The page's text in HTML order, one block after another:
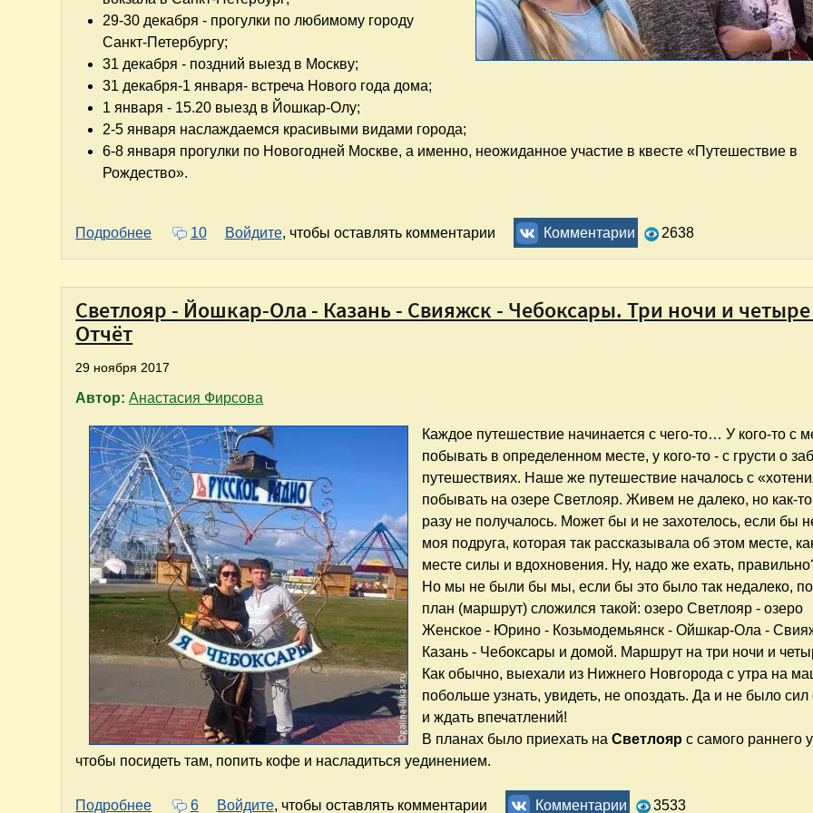
29-30 декабря - прогулки по любимому городу
Санкт-Петербургу;
31 декабря - поздний выезд в Москву;
31 декабря-1 января- встреча Нового года дома;
1 января - 15.20 выезд в Йошкар-Олу;
2-5 января наслаждаемся красивыми видами города;
6-8 января прогулки по Новогодней Москве, а именно, неожиданное участие в квесте «Путешествие в
Рождество».
Подробнее о Петербург - Йошкара-Ола - Москва. Путешествия на зимних каникулах
10 Войдите, чтобы оставлять комментарии Комментарии 2638
Светлояр - Йошкар-Ола - Казань - Свияжск - Чебоксары. Три ночи и
Отчёт
29 ноября 2017
Автор:Анастасия Фирсова
Каждое путешествие начинается с чего-то… У кого-то с
побывать в определенном месте, у кого-то - с грусти о
путешествиях. Наше же путешествие началось с
побывать на озере Светлояр. Живем не далеко, но как-
разу не получалось. Может бы и не захотелось, если бы
моя подруга, которая так рассказывала об этом месте,
месте силы и вдохновения. Ну, надо же ехать,
Но мы не были бы мы, если бы это было так недалеко,
план (маршрут) сложился такой: озеро Светлояр - озеро
Женское - Юрино - Козьмодемьянск - Ойшкар-Ола -
Казань - Чебоксары и домой. Маршрут на три ночи и
Как обычно, выехали из Нижнего Новгорода с утра на
побольше узнать, увидеть, не опоздать. Да и не было сил
и ждать впечатлений!
В планах было приехать наСветлояр с самого раннего
чтобы посидеть там, попить кофе и насладиться уединением.
Подробнее о Светлояр - Йошкар-Ола - Казань - Свияжск - Чебоксары. Три ночи и четыре дня. Отчёт
6 Войдите, чтобы оставлять комментарии Комментарии 3533